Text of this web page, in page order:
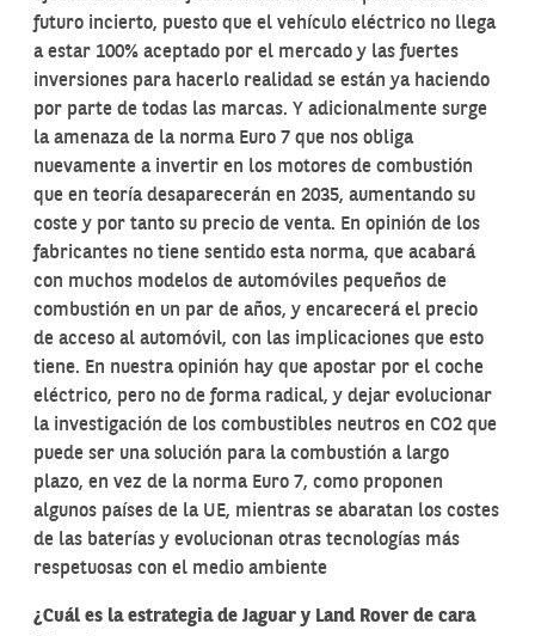
futuro incierto, puesto que el vehículo eléctrico no llega
a estar 100% aceptado por el mercado y las fuertes
inversiones para hacerlo realidad se están ya haciendo
por parte de todas las marcas. Y adicionalmente surge
la amenaza de la norma Euro 7 que nos obliga
nuevamente a invertir en los motores de combustión
que en teoría desaparecerán en 2035, aumentando su
coste y por tanto su precio de venta. En opinión de los
fabricantes no tiene sentido esta norma, que acabará
con muchos modelos de automóviles pequeños de
combustión en un par de años, y encarecerá el precio
de acceso al automóvil, con las implicaciones que esto
tiene. En nuestra opinión hay que apostar por el coche
eléctrico, pero no de forma radical, y dejar evolucionar
la investigación de los combustibles neutros en CO2 que
puede ser una solución para la combustión a largo
plazo, en vez de la norma Euro 7, como proponen
algunos países de la UE, mientras se abaratan los costes
de las baterías y evolucionan otras tecnologías más
respetuosas con el medio ambiente
¿Cuál es la estrategia de Jaguar y Land Rover de cara